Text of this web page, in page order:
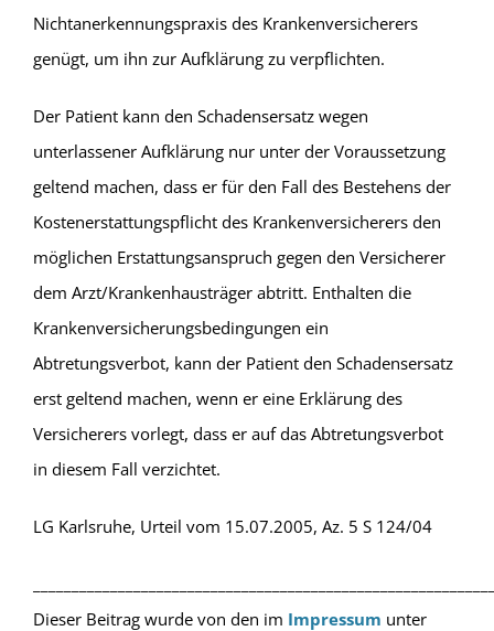
Nichtanerkennungspraxis des Krankenversicherers
genügt, um ihn zur Aufklärung zu verpflichten.
Der Patient kann den Schadensersatz wegen
unterlassener Aufklärung nur unter der Voraussetzung
geltend machen, dass er für den Fall des Bestehens der
Kostenerstattungspflicht des Krankenversicherers den
möglichen Erstattungsanspruch gegen den Versicherer
dem Arzt/Krankenhausträger abtritt. Enthalten die
Krankenversicherungsbedingungen ein
Abtretungsverbot, kann der Patient den Schadensersatz
erst geltend machen, wenn er eine Erklärung des
Versicherers vorlegt, dass er auf das Abtretungsverbot
in diesem Fall verzichtet.
LG Karlsruhe, Urteil vom 15.07.2005, Az. 5 S 124/04
Dieser Beitrag wurde von den im Impressum unter